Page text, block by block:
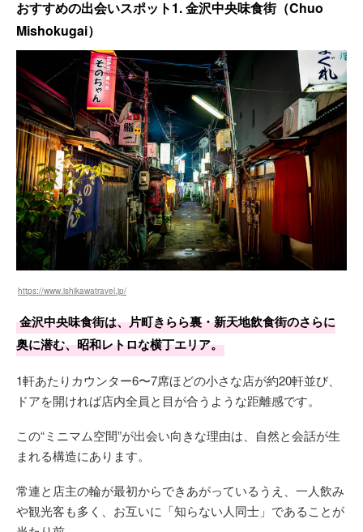
おすすめの出会いスポット1. 金沢中央味食街（Chuo
Mishokugai）
https://www.ishikawatravel.jp/
金沢中央味食街は、片町きらら裏・新天地飲食街のさらに
奥に潜む、昭和レトロな横丁エリア。
1軒あたりカウンター6〜7席ほどの小さな店が約20軒並び、
ドアを開ければ店内全員と目が合うような距離感です。
この“ミニマム空間”が出会い向きな理由は、自然と会話が生
まれる構造にあります。
常連と店主の輪が最初からできあがっているうえ、一人飲み
や観光客も多く、お互いに「知らない人同士」であることが